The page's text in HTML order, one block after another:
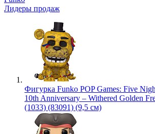
Лидеры продаж
Фигурка Funko POP Games: Five
10th Anniversary – Withered Golden
(1033) (83091) (9,5 см)